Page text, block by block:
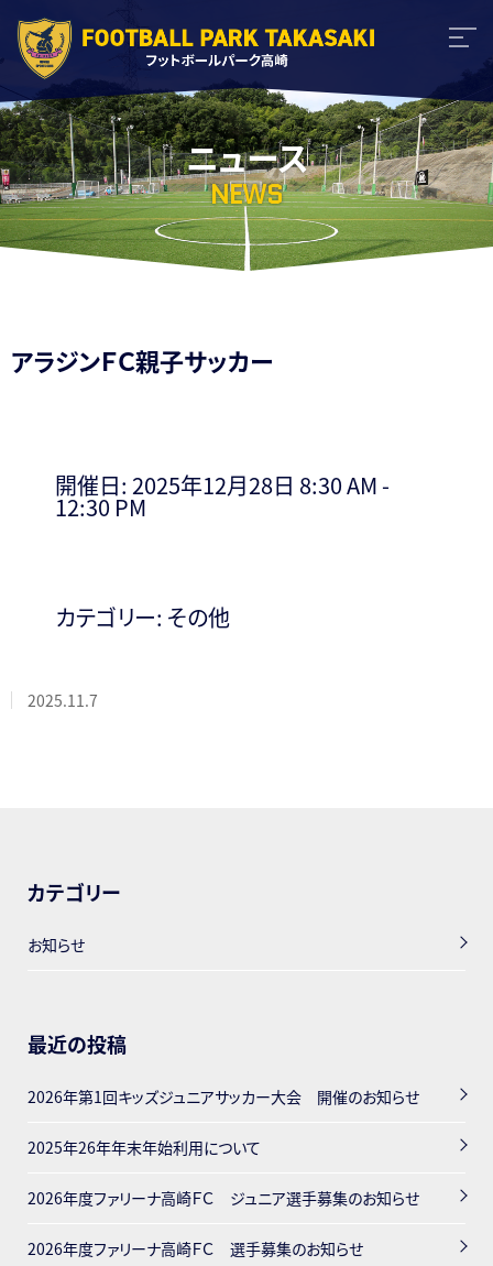
ニュース
NEWS
アラジンＦＣ親子サッカー
開催日: 2025年12月28日 8:30 AM -
12:30 PM
カテゴリー: その他
2025.11.7
カテゴリー
お知らせ
最近の投稿
2026年第1回キッズジュニアサッカー大会 開催のお知らせ
2025年26年年末年始利用について
2026年度ファリーナ高崎ＦＣ ジュニア選手募集のお知らせ
2026年度ファリーナ高崎ＦＣ 選手募集のお知らせ